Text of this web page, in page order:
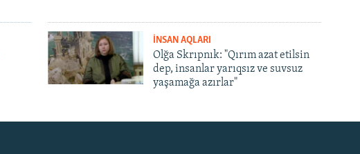
İNSAN AQLARI
Olğa Skrıpnık: "Qırım azat etilsin
dep, insanlar yarıqsız ve suvsuz
yaşamağa azırlar"